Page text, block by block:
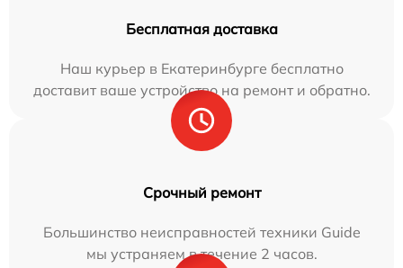
Бесплатная доставка
Наш курьер в Екатеринбурге бесплатно
доставит ваше устройство на ремонт и обратно.
Срочный ремонт
Большинство неисправностей техники Guide
мы устраняем в течение 2 часов.